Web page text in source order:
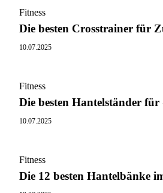
Fitness
Die besten Crosstrainer für
10.07.2025
Fitness
Die besten Hantelständer
10.07.2025
Fitness
Die 12 besten Hantelbänke